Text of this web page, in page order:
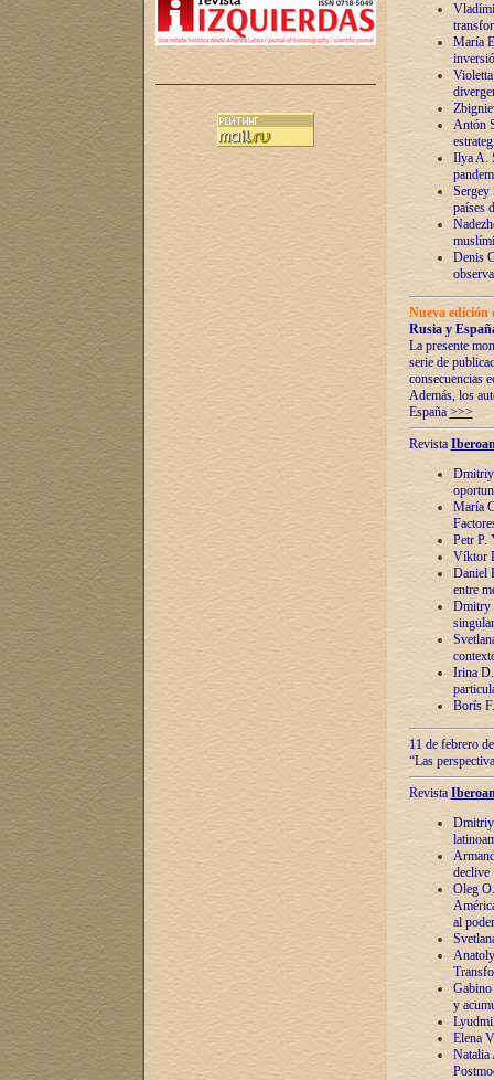
María
Antón
Ilya A.
Sergey
países
Denis
Nueva
Rusia y
La presente
serie de
consecuencias
Además, los
España >>>
Revista
Dmitriy
María
Petr P.
Víktor
Daniel
entre
Dmitry
Irina
Borís
11 de febrero
“Las
Revista
Dmitriy
declive
Oleg
al poder
y
Elena
Natalia